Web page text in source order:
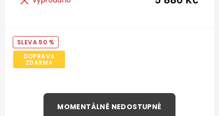
50 %
DOPRAVA
ZDARMA